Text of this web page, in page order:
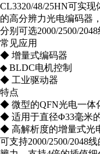
CL3320/48/25HN可实现
的高分辨力光电编码器
分别可选2000/2500/2048
常见应用
◆ 增量式编码器
◆ BLDC电机控制
◆ 工业驱动器
特点
◆ 微型的QFN光电一体
◆ 适用于直径Φ33毫米
◆ 高解析度的增量式光
可支持2000/2500/2048